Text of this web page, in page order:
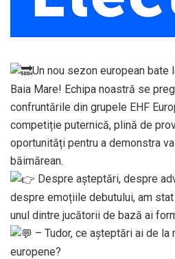
Un nou sezon european bate
Baia Mare! Echipa noastră se
confruntările din grupele EHF
competiție puternică, plină de
oportunități pentru a demonstra
băimărean.
Despre așteptări, despre
despre emoțiile debutului, am
unul dintre jucătorii de bază ai
– Tudor, ce așteptări ai de la
europene?